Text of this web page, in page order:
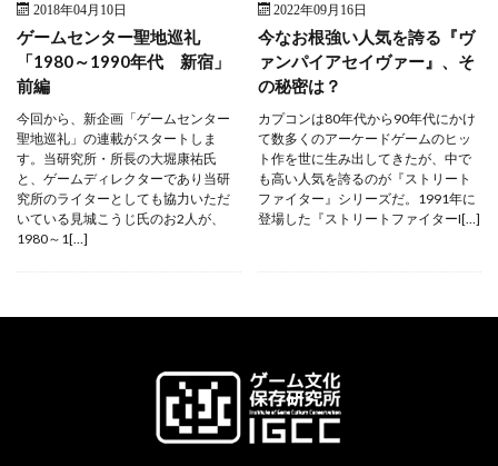
2018年04月10日
ゲームセンター聖地巡礼
「1980～1990年代 新宿」
前編
今回から、新企画「ゲームセンター
聖地巡礼」の連載がスタートしま
す。当研究所・所長の大堀康祐氏
と、ゲームディレクターであり当研
究所のライターとしても協力いただ
いている見城こうじ氏のお2人が、
1980～1[…]
2022年09月16日
今なお根強い人気を誇る『ヴ
ァンパイアセイヴァー』、そ
の秘密は？
カプコンは80年代から90年代にかけ
て数多くのアーケードゲームのヒッ
ト作を世に生み出してきたが、中で
も高い人気を誇るのが『ストリート
ファイター』シリーズだ。1991年に
登場した『ストリートファイターI[…]